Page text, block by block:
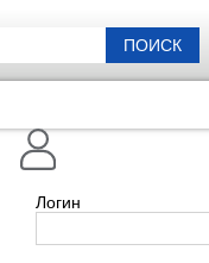
ПОИСК
Логин